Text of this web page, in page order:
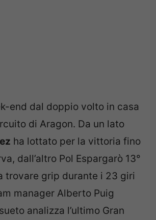
end dal doppio volto in casa
di Aragon. Da un lato
ha lottato per la vittoria fino
dall’altro Pol Espargarò 13°
trovare grip durante i 23 giri
manager Alberto Puig
analizza l’ultimo Gran